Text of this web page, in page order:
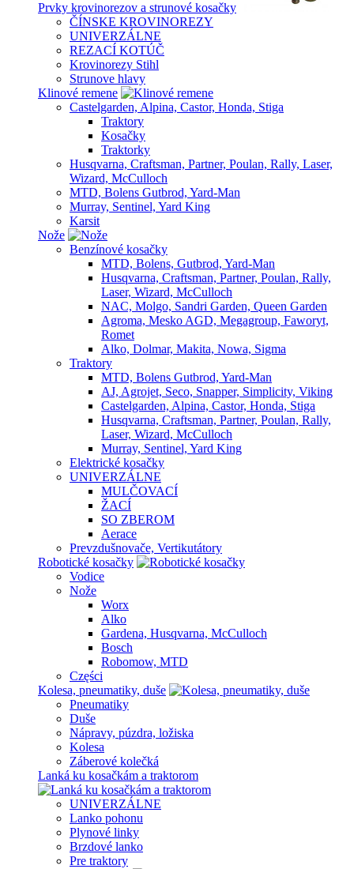
Prvky krovinorezov a strunové kosačky
ČÍNSKE KROVINOREZY
UNIVERZÁLNE
REZACÍ KOTÚČ
Krovinorezy Stihl
Strunove hlavy
Klinové remene
Castelgarden, Alpina, Castor, Honda, Stiga
Traktory
Kosačky
Traktorky
Husqvarna, Craftsman, Partner, Poulan, Rally, Laser,
Wizard, McCulloch
MTD, Bolens Gutbrod, Yard-Man
Murray, Sentinel, Yard King
Karsit
Nože
Benzínové kosačky
MTD, Bolens, Gutbrod, Yard-Man
Husqvarna, Craftsman, Partner, Poulan, Rally,
Laser, Wizard, McCulloch
NAC, Molgo, Sandri Garden, Queen Garden
Agroma, Mesko AGD, Megagroup, Faworyt,
Romet
Alko, Dolmar, Makita, Nowa, Sigma
Traktory
MTD, Bolens Gutbrod, Yard-Man
AJ, Agrojet, Seco, Snapper, Simplicity, Viking
Castelgarden, Alpina, Castor, Honda, Stiga
Husqvarna, Craftsman, Partner, Poulan, Rally,
Laser, Wizard, McCulloch
Murray, Sentinel, Yard King
Elektrické kosačky
UNIVERZÁLNE
MULČOVACÍ
ŽACÍ
SO ZBEROM
Aerace
Prevzdušnovače, Vertikutátory
Robotické kosačky
Vodice
Nože
Worx
Alko
Gardena, Husqvarna, McCulloch
Bosch
Robomow, MTD
Części
Kolesa, pneumatiky, duše
Pneumatiky
Duše
Nápravy, púzdra, ložiska
Kolesa
Záberové kolečká
Lanká ku kosačkám a traktorom
UNIVERZÁLNE
Lanko pohonu
Plynové linky
Brzdové lanko
Pre traktory